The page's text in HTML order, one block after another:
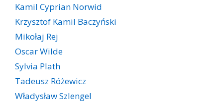
Kamil Cyprian Norwid
Krzysztof Kamil Baczyński
Mikołaj Rej
Oscar Wilde
Sylvia Plath
Tadeusz Różewicz
Władysław Szlengel